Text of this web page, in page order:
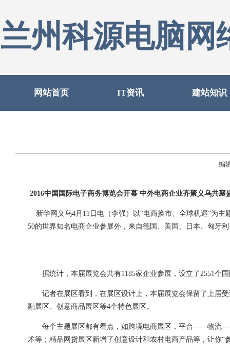
兰州科源电脑网
网站首页 IT资讯 建站知识
编
2016中国国际电子商务博览会开幕 中外电商企业齐聚义乌共襄
新华网义乌4月11日电（李强）以“电商换市、全球机遇”为主
50的世界知名电商企业参展外，来自德国、美国、日本、匈牙
据统计，本届展览会共有1185家企业参展，设立了2551个国
记者在展区看到，在展区设计上，本届展览会保留了上届受
融展区、创意商品展区等4个特色展区。
每个主题展区都有看点，如跨境电商展区，平台——物流——
术等；精品网货展区新增了创意设计和农村电商产品等，让你“